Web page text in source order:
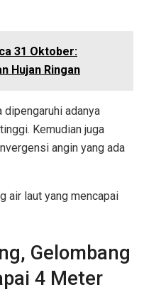
31 Oktober:
Hujan Ringan
dipengaruhi adanya
Kemudian juga
angin yang ada
air laut yang mencapai
Gelombang
4 Meter